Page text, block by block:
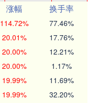
涨幅
换手率
114.72% 77.46%
20.01% 17.76%
20.00% 12.21%
20.00% 1.17%
19.99% 11.69%
19.99% 32.20%